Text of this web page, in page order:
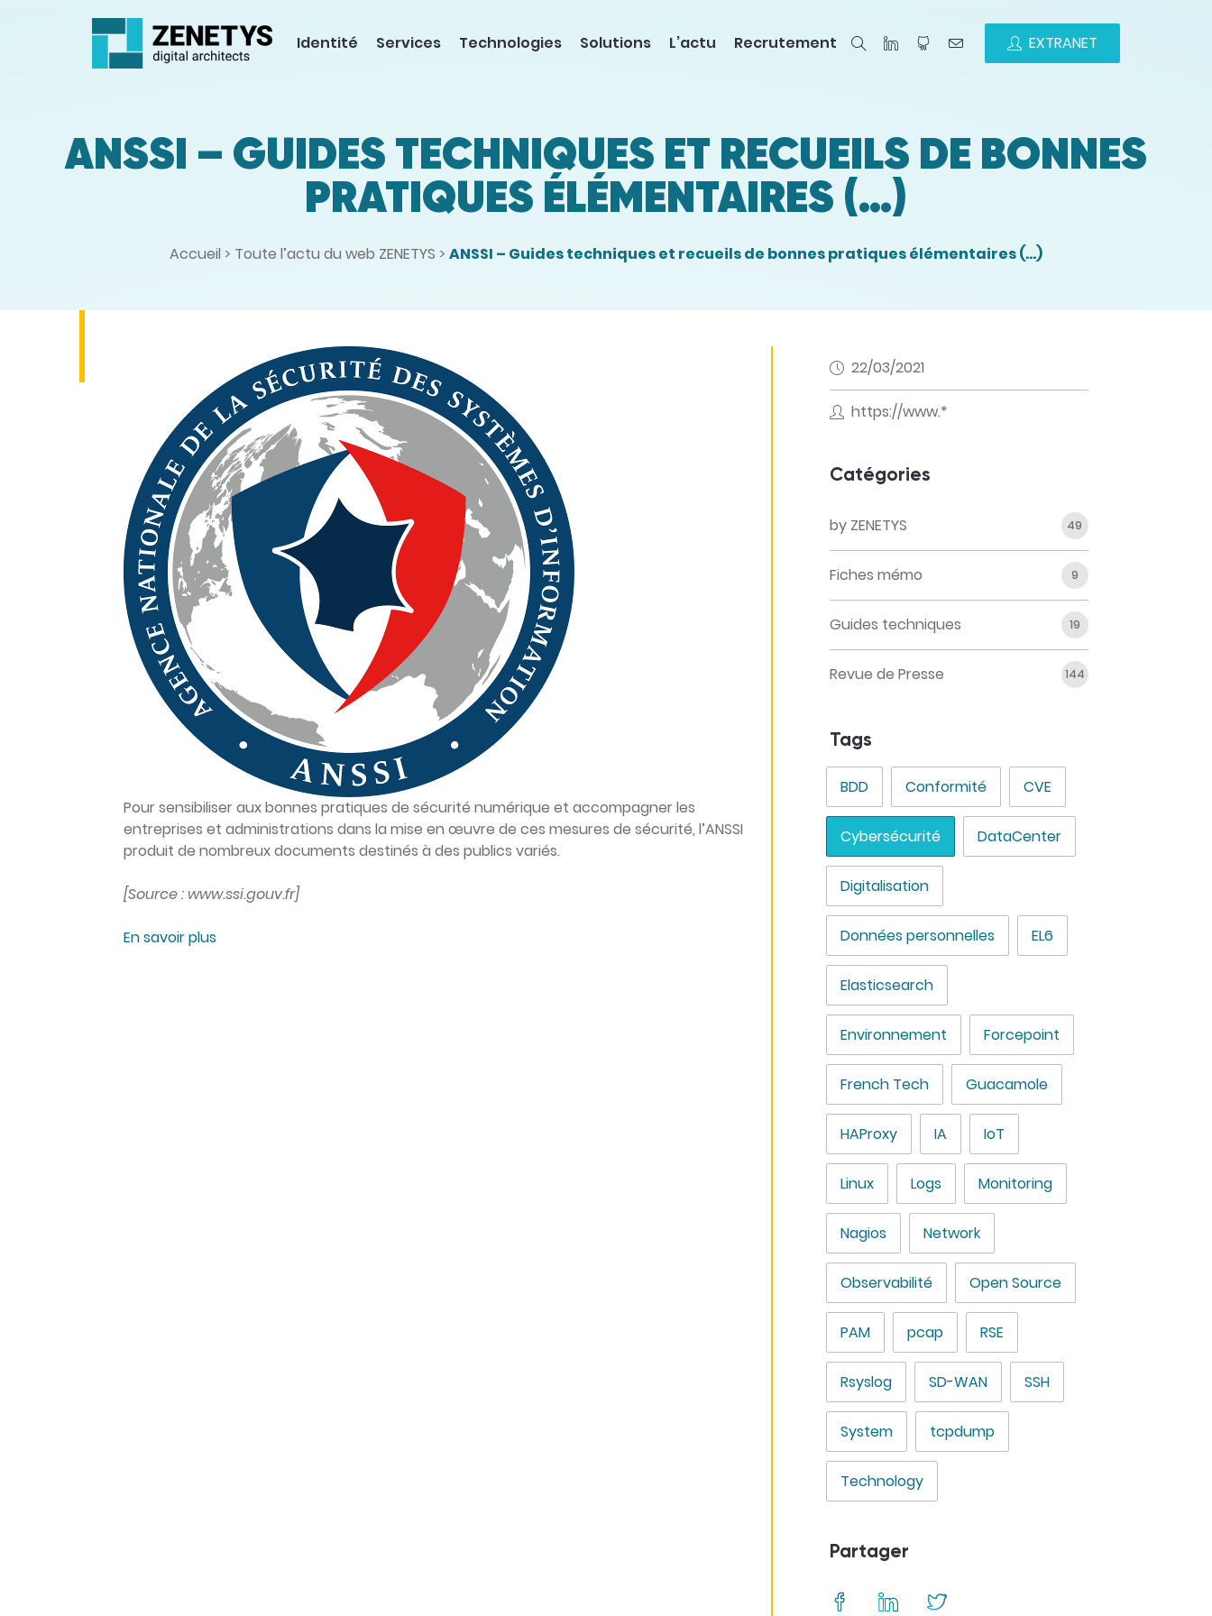
Identité Services Technologies Solutions L’actu Recrutement EXTRANET
ANSSI – GUIDES TECHNIQUES ET RECUEILS DE BONNES
PRATIQUES ÉLÉMENTAIRES (…)
Accueil > Toute l’actu du web ZENETYS > ANSSI – Guides techniques et recueils de bonnes pratiques élémentaires (…)
Pour sensibiliser aux bonnes pratiques de sécurité numérique et accompagner les
entreprises et administrations dans la mise en œuvre de ces mesures de sécurité, l’ANSSI
produit de nombreux documents destinés à des publics variés.
[Source : www.ssi.gouv.fr]
En savoir plus
22/03/2021
https://www.*
Catégories
by ZENETYS 49
Fiches mémo 9
Guides techniques 19
Revue de Presse 144
Tags
BDD Conformité CVE
Cybersécurité DataCenter
Digitalisation
Données personnelles EL6
Elasticsearch
Environnement Forcepoint
French Tech Guacamole
HAProxy IA IoT
Linux Logs Monitoring
Nagios Network
Observabilité Open Source
PAM pcap RSE
Rsyslog SD-WAN SSH
System tcpdump
Technology
Partager